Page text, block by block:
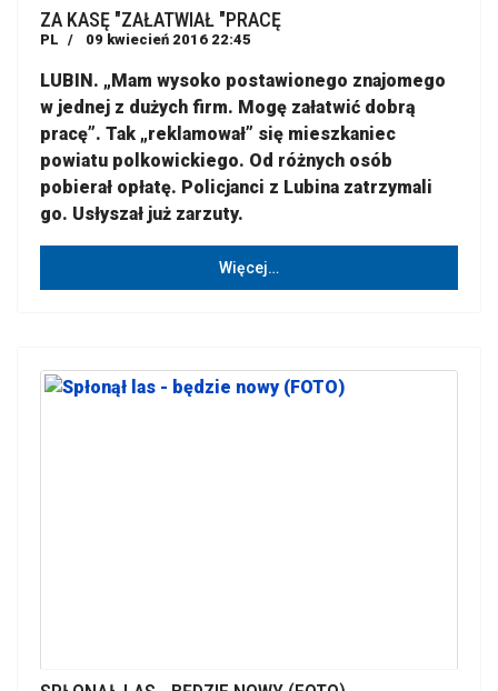
ZA KASĘ "ZAŁATWIAŁ "PRACĘ
PL 09 kwiecień 2016 22:45
LUBIN. „Mam wysoko postawionego znajomego
w jednej z dużych firm. Mogę załatwić dobrą
pracę”. Tak „reklamował” się mieszkaniec
powiatu polkowickiego. Od różnych osób
pobierał opłatę. Policjanci z Lubina zatrzymali
go. Usłyszał już zarzuty.
Więcej…